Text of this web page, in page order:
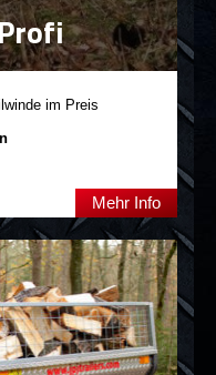
im Preis
Mehr Info